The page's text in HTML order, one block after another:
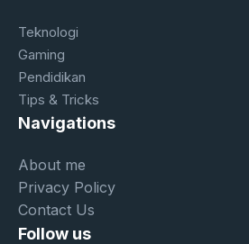
Teknologi
Gaming
Pendidikan
Tips & Tricks
Navigations
About me
Privacy Policy
Contact Us
Follow us